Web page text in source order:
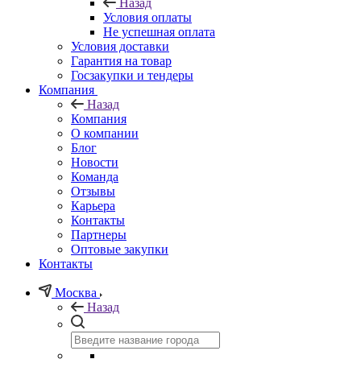
Назад
Условия оплаты
Не успешная оплата
Условия доставки
Гарантия на товар
Госзакупки и тендеры
Компания
Назад
Компания
О компании
Блог
Новости
Команда
Отзывы
Карьера
Контакты
Партнеры
Оптовые закупки
Контакты
Москва
Назад